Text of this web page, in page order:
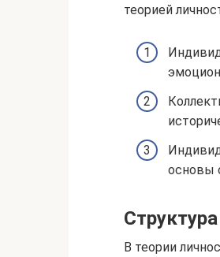
теорией
основы
В теории